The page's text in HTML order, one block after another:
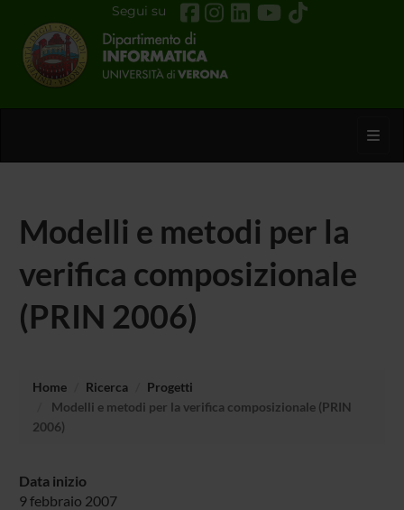
Segui su
Modelli e metodi per la
verifica composizionale
(PRIN 2006)
Home Ricerca
Progetti
Modelli e metodi per la verifica composizionale (PRIN
2006)
Data inizio
9 febbraio 2007